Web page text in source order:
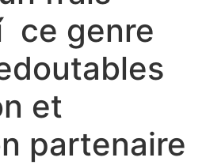
ce genre
et
partenaire